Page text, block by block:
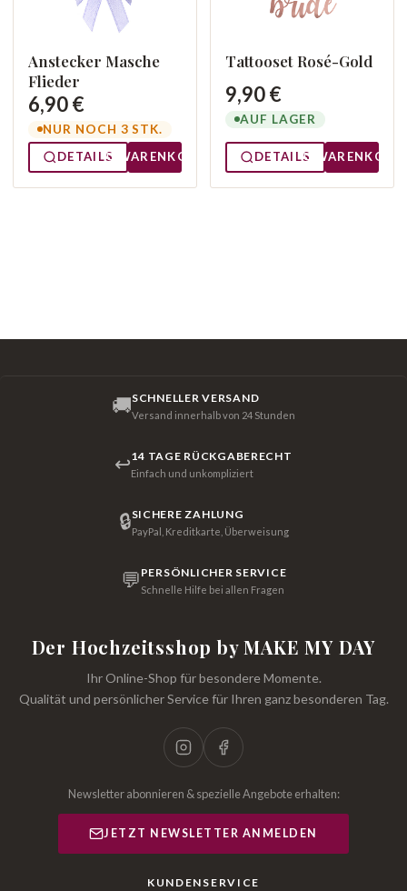
Anstecker Masche
Flieder
6,90 €
NUR NOCH 3 STK.
DETAILS
WARENKORB
Tattooset Rosé-Gold
9,90 €
AUF LAGER
DETAILS WARENKORB
🚚SCHNELLER VERSAND
Versand innerhalb von 24 Stunden
↩14 TAGE RÜCKGABERECHT
Einfach und unkompliziert
🔒SICHERE ZAHLUNG
PayPal, Kreditkarte, Überweisung
💬 PERSÖNLICHER SERVICE
Schnelle Hilfe bei allen Fragen
Der Hochzeitsshop by MAKE MY DAY
Ihr Online-Shop für besondere Momente.
Qualität und persönlicher Service für Ihren ganz besonderen Tag.
Newsletter abonnieren & spezielle Angebote erhalten:
JETZT NEWSLETTER ANMELDEN
KUNDENSERVICE